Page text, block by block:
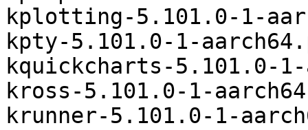
kplotting-5.101.0-1-
kpty-5.101.0-1-
kquickcharts-5.101.0-
kross-5.101.0-1-
krunner-5.101.0-1-